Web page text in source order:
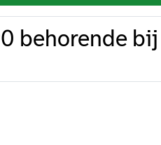
behorende bij